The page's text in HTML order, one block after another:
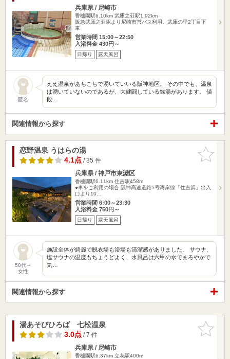
兵庫県 / 尼崎市
香櫨園駅6.10km 武庫之荘駅1.92km
阪急武庫之荘駅より尼崎市営バス利用。武庫の里2丁目下
車
営業時間 15:00～22:50
入浴料金 430円～
日帰り 露天風呂
匿名
ええ温泉があちこちで湧いていいる阪神地区。 その中でも、温泉
は湧いていないのであるが、大健闘している銭湯があります。 値
段…
関連情報から探す
お気に入
りに追加
恋野温泉 うはらの湯
4.1点/ 35 件
兵庫県 / 神戸市東灘区
香櫨園駅6.11km 住吉駅458m
●車をご利用の場合 阪神高速道路5号湾岸線「住吉浜」出入
口より10…
営業時間 6:00～23:30
入浴料金 750円～
日帰り 露天風呂
50代～
女性
施設全体が綺麗で脱衣場も浴場も清潔感がありました。 サウナ、
塩サウナの温度もちょうどよく、水風呂は六甲の水でまろやかで
気…
関連情報から探す
お気に入
りに追加
湯あそびひろば 七松温泉
3.0点/ 7 件
兵庫県 / 尼崎市
香櫨園駅6.37km 立花駅400m